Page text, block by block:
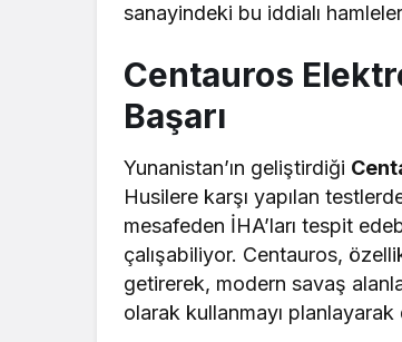
sanayindeki bu iddialı
Centauros
Başarı
Yunanistan’ın geliştirdiği
Husilere karşı yapılan
mesafeden İHA’ları tespit
çalışabiliyor. Centauros,
getirerek, modern savaş
olarak kullanmayı